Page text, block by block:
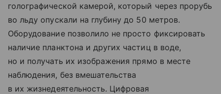
голографической камерой, который через прорубь
во льду опускали на глубину до 50 метров.
Оборудование позволило не просто фиксировать
наличие планктона и других частиц в воде,
но и получать их изображения прямо в месте
наблюдения, без вмешательства
в их жизнедеятельность. Цифровая